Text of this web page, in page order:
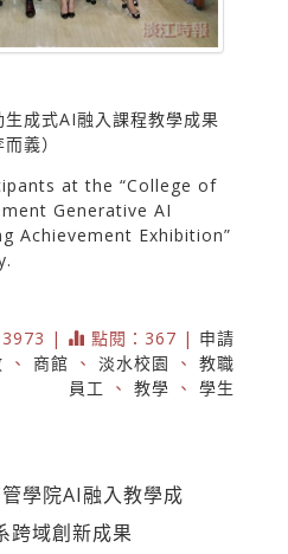
成式AI融入課程教學成果
義）
at the “College of
Generative AI
Achievement Exhibition”
| 點閱：367 | 申請
、 商館 、 淡水校園 、 教職
員工
、 教學 、 學生
學院AI融入教學成
跨域創新成果